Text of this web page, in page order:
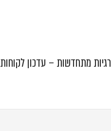
מתחדשות – עדכון לקוחות